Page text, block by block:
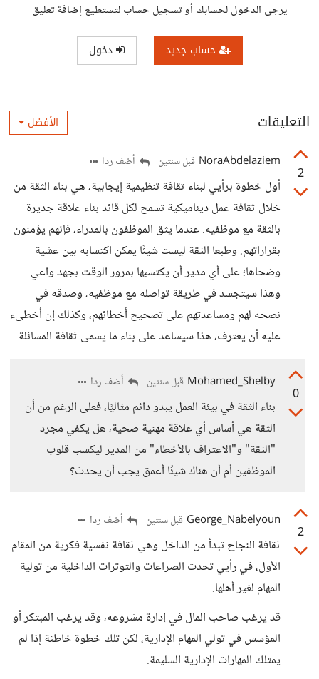
يرجى الدخول لحسابك أو تسجيل حساب لتستطيع إضافة تعليق
حساب جديد دخول
التعليقات الأفضل
2
NoraAbdelaziem قبل سنتين أضف ردا
أول خطوة برأيي لبناء ثقافة تنظيمية إيجابية، هي بناء الثقة من
خلال ثقافة عمل ديناميكية تسمح لكل قائد بناء علاقة جديرة
بالثقة مع موظفيه. عندما يثق الموظفون بالمدراء، فإنهم يؤمنون
بقراراتهم. وطبعا الثقة ليست شيئًا يمكن اكتسابه بين عشية
وضحاها؛ على أي مدير أن يكتسبها بمرور الوقت بجهد واعي
وهذا سيتجسد في طريقة تواصله مع موظفيه، وصدقه في
نصحه لهم ومساعدتهم على تصحيح أخطائهم، وكذلك إن أخطىء
عليه أن يعترف، هذا سيساعد على بناء ما يسمى ثقافة المسائلة
0
Mohamed_Shelby قبل سنتين أضف ردا
بناء الثقة في بيئة العمل يبدو دائم مثاليًا، فعلى الرغم من أن
الثقة هي أساس أي علاقة مهنية صحية، هل يكفي مجرد
"الثقة" و"الاعتراف بالأخطاء" من المدير ليكسب قلوب
الموظفين أم أن هناك شيئًا أعمق يجب أن يحدث؟
2
George_Nabelyoun قبل سنتين أضف ردا
ثقافة النجاح تبدأ من الداخل وهي ثقافة نفسية فكرية من المقام
الأول، في رأيي تحدث الصراعات والتوترات الداخلية من تولية
المهام لغير أهلها.
قد يرغب صاحب المال في إدارة مشروعه، وقد يرغب المبتكر أو
المؤسس في تولي المهام الإدارية، لكن تلك خطوة خاطئة إذا لم
يمتلك المهارات الإدارية السليمة.